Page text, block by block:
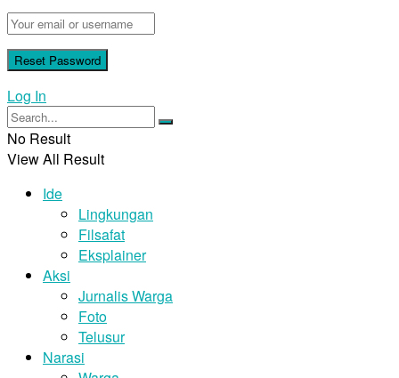
Log In
No Result
View All Result
Ide
Lingkungan
Filsafat
Eksplainer
Aksi
Jurnalis Warga
Foto
Telusur
Narasi